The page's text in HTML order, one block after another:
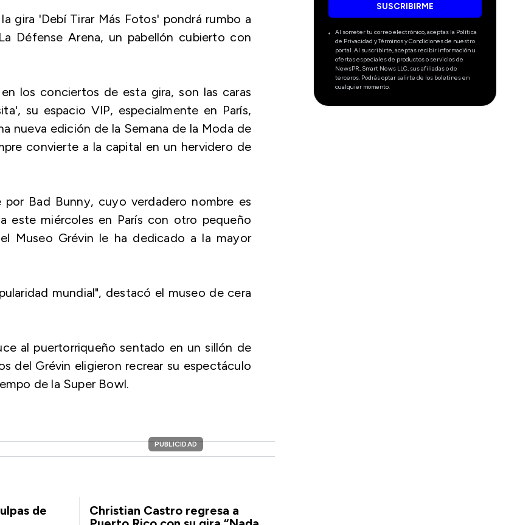
gira 'Debí Tirar Más Fotos' pondrá rumbo a
Défense Arena, un pabellón cubierto con
los conciertos de esta gira, son las caras
su espacio VIP, especialmente en París,
nueva edición de la Semana de la Moda de
convierte a la capital en un hervidero de
Bad Bunny, cuyo verdadero nombre es
este miércoles en París con otro pequeño
Museo Grévin le ha dedicado a la mayor
mundial", destacó el museo de cera
al puertorriqueño sentado en un sillón de
del Grévin eligieron recrear su espectáculo
de la Super Bowl.
PUBLICIDAD
de
Christian Castro regresa a
SUSCRIBIRME
Al someter tu correo electrónico, aceptas la Política
de Privacidad y Términos y Condiciones de nuestro
portal. Al suscribirte, aceptas recibir información u
ofertas especiales de productos o servicios de
NewsPR, Smart News LLC, sus afiliadas o de
terceros. Podrás optar salirte de los boletines en
cualquier momento.